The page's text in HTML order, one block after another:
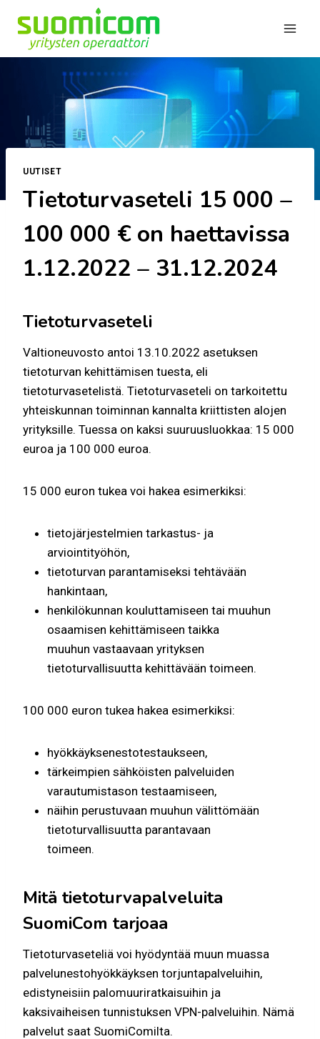
sisältöön
UUTISET
Tietoturvaseteli 15 000 –
100 000 € on haettavissa
1.12.2022 – 31.12.2024
Tietoturvaseteli
Valtioneuvosto antoi 13.10.2022 asetuksen
tietoturvan kehittämisen tuesta, eli
tietoturvasetelistä. Tietoturvaseteli on tarkoitettu
yhteiskunnan toiminnan kannalta kriittisten alojen
yrityksille. Tuessa on kaksi suuruusluokkaa: 15 000
euroa ja 100 000 euroa.
15 000 euron tukea voi hakea esimerkiksi:
tietojärjestelmien tarkastus- ja
arviointityöhön,
tietoturvan parantamiseksi tehtävään
hankintaan,
henkilökunnan kouluttamiseen tai muuhun
osaamisen kehittämiseen taikka
muuhun vastaavaan yrityksen
tietoturvallisuutta kehittävään toimeen.
100 000 euron tukea hakea esimerkiksi:
hyökkäyksenestotestaukseen,
tärkeimpien sähköisten palveluiden
varautumistason testaamiseen,
näihin perustuvaan muuhun välittömään
tietoturvallisuutta parantavaan
toimeen.
Mitä tietoturvapalveluita
SuomiCom tarjoaa
Tietoturvaseteliä voi hyödyntää muun muassa
palvelunestohyökkäyksen torjuntapalveluihin,
edistyneisiin palomuuriratkaisuihin ja
kaksivaiheisen tunnistuksen VPN-palveluihin. Nämä
palvelut saat SuomiComilta.